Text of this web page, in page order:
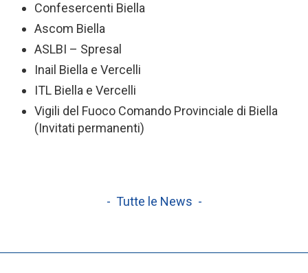
Confesercenti Biella
Ascom Biella
ASLBI – Spresal
Inail Biella e Vercelli
ITL Biella e Vercelli
Vigili del Fuoco Comando Provinciale di Biella
(Invitati permanenti)
- Tutte le News -